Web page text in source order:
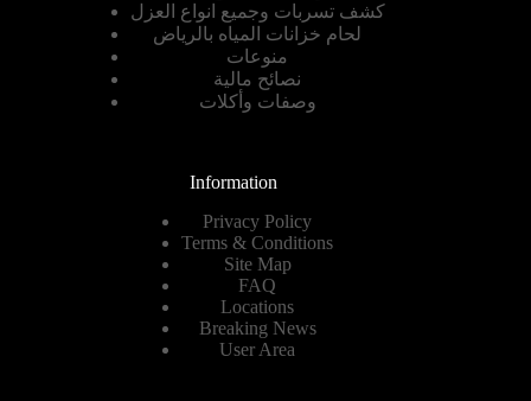
كشف تسربات وجميع انواع العزل
لحام خزانات المياه بالرياض
منوعات
نصائح مالية
وصفات وأكلات
Information
Privacy Policy
Terms & Conditions
Site Map
FAQ
Locations
Breaking News
User Area